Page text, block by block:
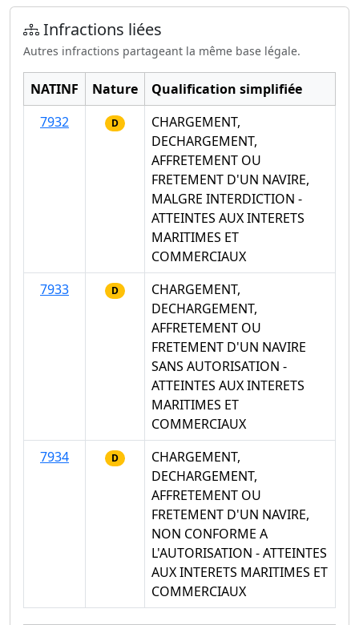
Infractions liées
Autres infractions partageant la même base légale.
NATINF Nature
Qualification simplifiée
7932
D
CHARGEMENT,
DECHARGEMENT,
AFFRETEMENT OU
FRETEMENT D'UN NAVIRE,
MALGRE INTERDICTION -
ATTEINTES AUX INTERETS
MARITIMES ET
COMMERCIAUX
7933
D
CHARGEMENT,
DECHARGEMENT,
AFFRETEMENT OU
FRETEMENT D'UN NAVIRE
SANS AUTORISATION -
ATTEINTES AUX INTERETS
MARITIMES ET
COMMERCIAUX
7934
D
CHARGEMENT,
DECHARGEMENT,
AFFRETEMENT OU
FRETEMENT D'UN NAVIRE,
NON CONFORME A
L'AUTORISATION - ATTEINTES
AUX INTERETS MARITIMES ET
COMMERCIAUX